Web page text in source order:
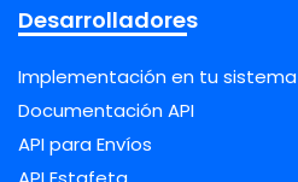
Desarrolladores
Implementación en tu sistema
Documentación API
API para Envíos